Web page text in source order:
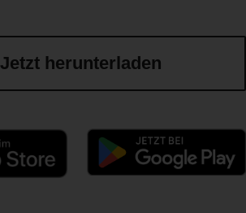
Jetzt herunterladen